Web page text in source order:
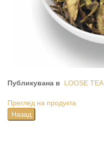
Публикувана в LOOSE TEA
Преглед на продукта